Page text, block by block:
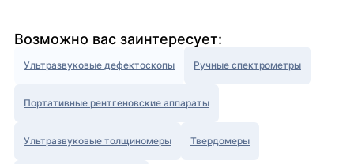
Возможно вас заинтересует:
Ультразвуковые дефектоскопы Ручные спектрометры
Портативные рентгеновские аппараты
Ультразвуковые толщиномеры Твердомеры